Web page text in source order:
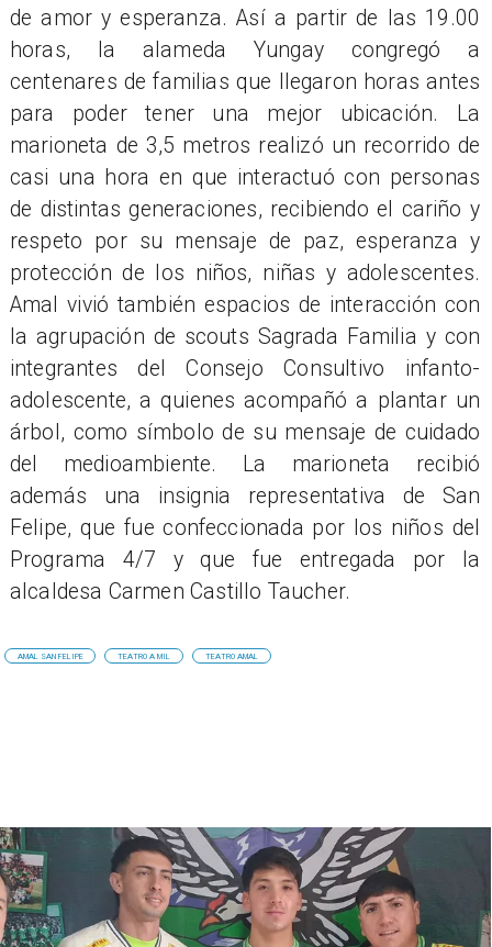
de amor y esperanza. Así a partir de las 19.00
horas, la alameda Yungay congregó a
centenares de familias que llegaron horas antes
para poder tener una mejor ubicación. La
marioneta de 3,5 metros realizó un recorrido de
casi una hora en que interactuó con personas
de distintas generaciones, recibiendo el cariño y
respeto por su mensaje de paz, esperanza y
protección de los niños, niñas y adolescentes.
Amal vivió también espacios de interacción con
la agrupación de scouts Sagrada Familia y con
integrantes del Consejo Consultivo infanto-
adolescente, a quienes acompañó a plantar un
árbol, como símbolo de su mensaje de cuidado
del medioambiente. La marioneta recibió
además una insignia representativa de San
Felipe, que fue confeccionada por los niños del
Programa 4/7 y que fue entregada por la
alcaldesa Carmen Castillo Taucher.
AMAL SAN FELIPE TEATRO A MIL TEATRO AMAL